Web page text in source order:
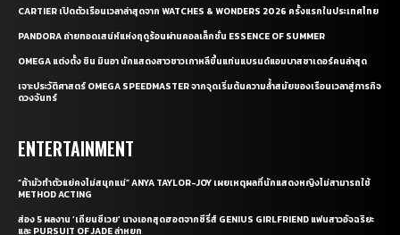
CARTIER เปิดตัวเรือนเวลาล่าสุดจาก WATCHES & WONDERS 2026 ครั้งแรกในประเทศไทย
PANDORA ถ่ายทอดเสน่ห์แห่งฤดูร้อนผ่านคอลเล็กชั่น ESSENCE OF SUMMER
OMEGA แต่งตั้ง ชิน มินอา นักแสดงสาวชาวเกาหลีขึ้นแท่นแบรนด์แอมบาสซาเดอร์คนล่าสุด
เจาะประวัติศาสตร์ OMEGA SPEEDMASTER จากจุดเริ่มต้นความล้ำสมัยของเรือนเวลาสู่ภารกิจ
ดวงจันทร์
ENTERTAINMENT
“ถ้ามัวทำตัวแย่คงไม่สนุกแน่” ANYA TAYLOR-JOY เผยเหตุผลที่นักแสดงหญิงไม่สามารถใช้
METHOD ACTING
ส่อง 5 ผลงาน ‘เถียนซีเวย’ นางเอกสุดฮอตจากซีรี่ส์ GENIUS GIRLFRIEND แฟนสาวอัจฉริยะ
และ PURSUIT OF JADE ล่าหยก